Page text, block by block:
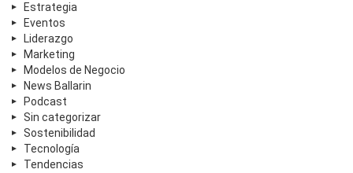
Estrategia
Eventos
Liderazgo
Marketing
Modelos de Negocio
News Ballarin
Podcast
Sin categorizar
Sostenibilidad
Tecnología
Tendencias